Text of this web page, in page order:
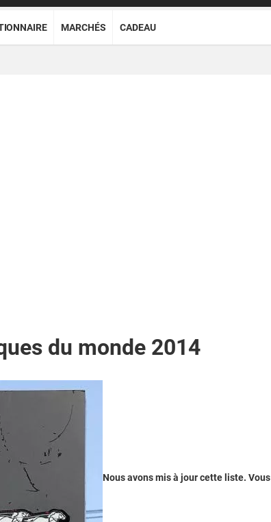
MARCHÉS CADEAU
du monde 2014
Nous avons mis à jour cette liste. Vous